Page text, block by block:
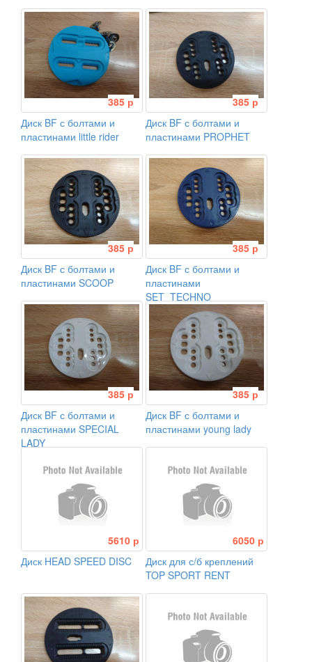
385 р
Диск BF с болтами и
пластинами little rider
385 р
Диск BF с болтами и
пластинами PROPHET
385 р
Диск BF с болтами и
пластинами SCOOP
385 р
Диск BF с болтами и
пластинами
SET_TECHNO
385 р
Диск BF с болтами и
пластинами SPECIAL
LADY
385 р
Диск BF с болтами и
пластинами young lady
5610 р
Диск HEAD SPEED DISC
6050 р
Диск для с/б креплений
TOP SPORT RENT